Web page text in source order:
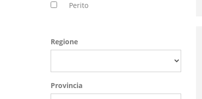
Perito
Regione
Provincia